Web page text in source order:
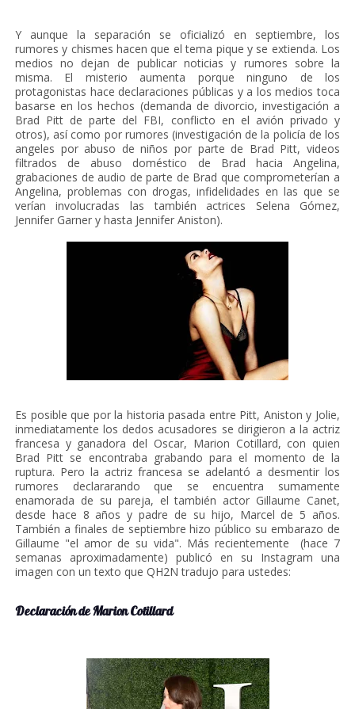
Y aunque la separación se oficializó en septiembre, los
rumores y chismes hacen que el tema pique y se extienda. Los
medios no dejan de publicar noticias y rumores sobre la
misma. El misterio aumenta porque ninguno de los
protagonistas hace declaraciones públicas y a los medios toca
basarse en los hechos (demanda de divorcio, investigación a
Brad Pitt de parte del FBI, conflicto en el avión privado y
otros), así como por rumores (investigación de la policía de los
angeles por abuso de niños por parte de Brad Pitt, videos
filtrados de abuso doméstico de Brad hacia Angelina,
grabaciones de audio de parte de Brad que comprometerían a
Angelina, problemas con drogas, infidelidades en las que se
verían involucradas las también actrices Selena Gómez,
Jennifer Garner y hasta Jennifer Aniston).
Es posible que por la historia pasada entre Pitt, Aniston y Jolie,
inmediatamente los dedos acusadores se dirigieron a la actriz
francesa y ganadora del Oscar, Marion Cotillard, con quien
Brad Pitt se encontraba grabando para el momento de la
ruptura. Pero la actriz francesa se adelantó a desmentir los
rumores declararando que se encuentra sumamente
enamorada de su pareja, el también actor Gillaume Canet,
desde hace 8 años y padre de su hijo, Marcel de 5 años.
También a finales de septiembre hizo público su embarazo de
Gillaume "el amor de su vida". Más recientemente (hace 7
semanas aproximadamente) publicó en su Instagram una
imagen con un texto que QH2N tradujo para ustedes:
Declaración de Marion Cotillard